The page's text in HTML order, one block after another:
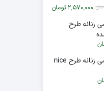
2,570,000 تومان
زنانه طرح
تیشرت باکسی زنانه طرح nice